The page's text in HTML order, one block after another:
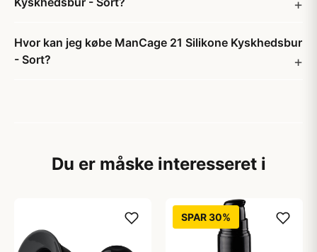
Hvor kan jeg købe ManCage 21 Silikone Kyskhedsbur
- Sort?
Du er måske interesseret i
SPAR 30%